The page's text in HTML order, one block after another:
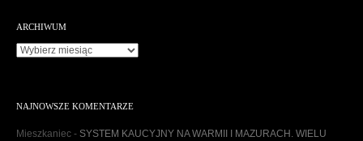
ARCHIWUM
Archiwum
NAJNOWSZE KOMENTARZE
Mieszkaniec - SYSTEM KAUCYJNY NA WARMII I MAZURACH. WIELU